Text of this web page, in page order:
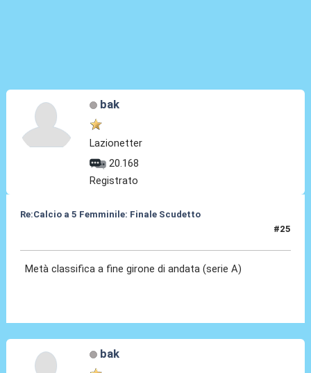
bak
Lazionetter
20.168
Registrato
Re:Calcio a 5 Femminile: Finale Scudetto
#25
Metà classifica a fine girone di andata (serie A)
bak